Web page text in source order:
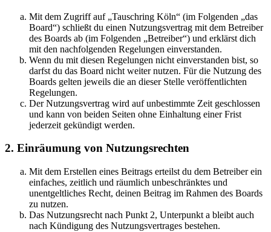
Mit dem Zugriff auf „Tauschring Köln“ (im Folgenden „das
Board“) schließt du einen Nutzungsvertrag mit dem Betreiber
des Boards ab (im Folgenden „Betreiber“) und erklärst dich
mit den nachfolgenden Regelungen einverstanden.
Wenn du mit diesen Regelungen nicht einverstanden bist, so
darfst du das Board nicht weiter nutzen. Für die Nutzung des
Boards gelten jeweils die an dieser Stelle veröffentlichten
Regelungen.
Der Nutzungsvertrag wird auf unbestimmte Zeit geschlossen
und kann von beiden Seiten ohne Einhaltung einer Frist
jederzeit gekündigt werden.
2. Einräumung von Nutzungsrechten
Mit dem Erstellen eines Beitrags erteilst du dem Betreiber ein
einfaches, zeitlich und räumlich unbeschränktes und
unentgeltliches Recht, deinen Beitrag im Rahmen des Boards
zu nutzen.
Das Nutzungsrecht nach Punkt 2, Unterpunkt a bleibt auch
nach Kündigung des Nutzungsvertrages bestehen.